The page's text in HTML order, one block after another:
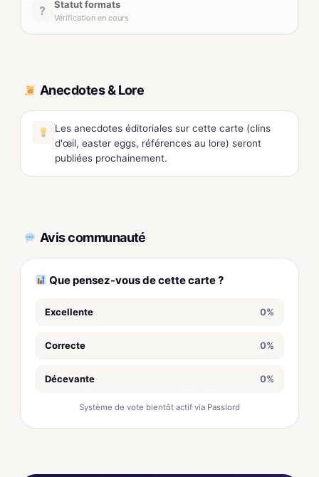
? Statut formats
Vérification en cours
Anecdotes & Lore
Les anecdotes éditoriales sur cette carte (clins
d'œil, easter eggs, références au lore) seront
publiées prochainement.
Avis communauté
Que pensez-vous de cette carte ?
Excellente 0%
Correcte 0%
Décevante 0%
Système de vote bientôt actif via Passlord